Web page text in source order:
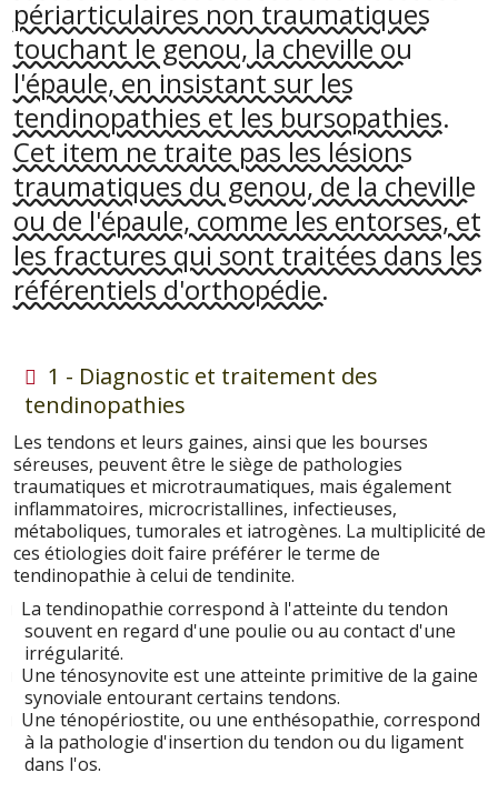
périarticulaires non traumatiques
touchant le genou, la cheville ou
l'épaule, en insistant sur les
tendinopathies et les bursopathies.
Cet item ne traite pas les lésions
traumatiques du genou, de la cheville
ou de l'épaule, comme les entorses, et
les fractures qui sont traitées dans les
référentiels d'orthopédie.
1 - Diagnostic et traitement des
tendinopathies
Les tendons et leurs gaines, ainsi que les bourses
séreuses, peuvent être le siège de pathologies
traumatiques et microtraumatiques, mais également
inflammatoires, microcristallines, infectieuses,
métaboliques, tumorales et iatrogènes. La multiplicité de
ces étiologies doit faire préférer le terme de
tendinopathie à celui de tendinite.
La tendinopathie correspond à l'atteinte du tendon
souvent en regard d'une poulie ou au contact d'une
irrégularité.
Une ténosynovite est une atteinte primitive de la gaine
synoviale entourant certains tendons.
Une ténopériostite, ou une enthésopathie, correspond
à la pathologie d'insertion du tendon ou du ligament
dans l'os.